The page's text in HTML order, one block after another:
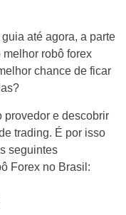
até agora, a parte
robô forex
chance de ficar
provedor e descobrir
trading. É por isso
seguintes
Forex no Brasil: